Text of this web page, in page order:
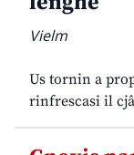
Vielm
Us tornin a
rinfrescasi il